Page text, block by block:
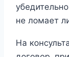
не ломает
На